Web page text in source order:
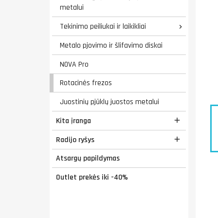
metalui
Tekinimo peiliukai ir laikikliai

Metalo pjovimo ir šlifavimo diskai
NOVA Pro
Rotacinės frezos
Juostinių pjūklų juostos metalui
Kita įranga

Radijo ryšys 
Atsargų papildymas
Outlet prekės iki -40%